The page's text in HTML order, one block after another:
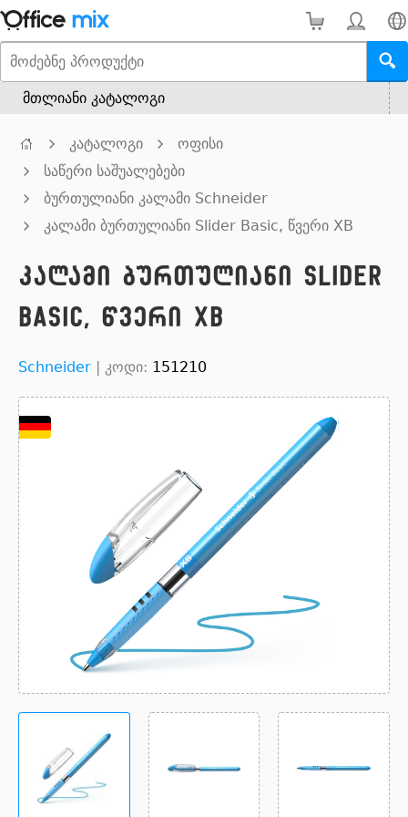
მთლიანი კატალოგი
კატალოგი
ოფისი
საწერი საშუალებები
ბურთულიანი კალამი Schneider
კალამი ბურთულიანი Slider Basic, წვერი XB
კალამი ბურთულიანი Slider
Basic, წვერი XB
Schneider | კოდი: 151210